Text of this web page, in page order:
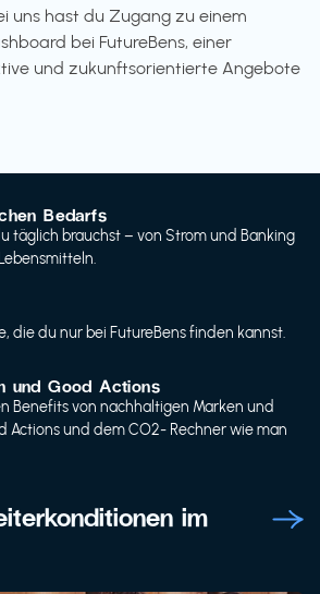
uns hast du Zugang zu einem
bei FutureBens, einer
und zukunftsorientierte Angebote
Bedarfs
täglich brauchst – von Strom und Banking
die du nur bei FutureBens finden kannst.
und Good Actions
Benefits von nachhaltigen Marken und
Actions und dem CO2- Rechner wie man
im